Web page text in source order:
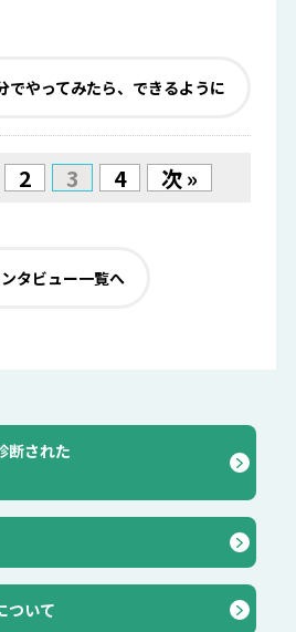
断された
ついて
でやってみたら、できるように
2 3 4 次 »
タビュー一覧へ